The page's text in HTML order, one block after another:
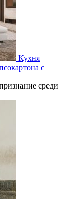
Кухня
с
среди